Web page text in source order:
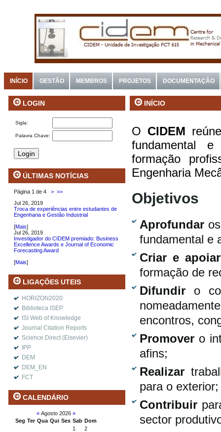
INÍCIO GESTÃO MEMBROS PROJETOS DOCUMENTAÇÃO
LOGIN
Sigla:
Palavra Chave:
ÚLTIMAS NOTÍCIAS
Página 1 de 4 > >>
Jul 26, 2019
Troca de experiências entre estudantes de
Engenharia e Gestão Industrial
[Mais]
Jul 26, 2019
Investigador do CIDEM premiado: Business
Excellence Awards e Journal of Economic
Forecasting Award
[Mais]
LIGAÇÕES UTEIS
HORIZON2020
Biblioteca ISEP
ISI Web of Knowledge
Journal Citation Reports
Science Direct (Elsevier)
IPP
DEM
DEM_EN
FCT
CALENDÁRIO
« Agosto 2026 »
Seg Ter Qua Qui Sex Sab Dom
1
2
INÍCIO
O CIDEM
fundamental
formação
Engenharia
Objetivos
Aprofundar
fundamental e
Criar e
formação de
Difundir o
encontros,
Promover o
afins;
Realizar
para o exterior;
Contribuir
sector